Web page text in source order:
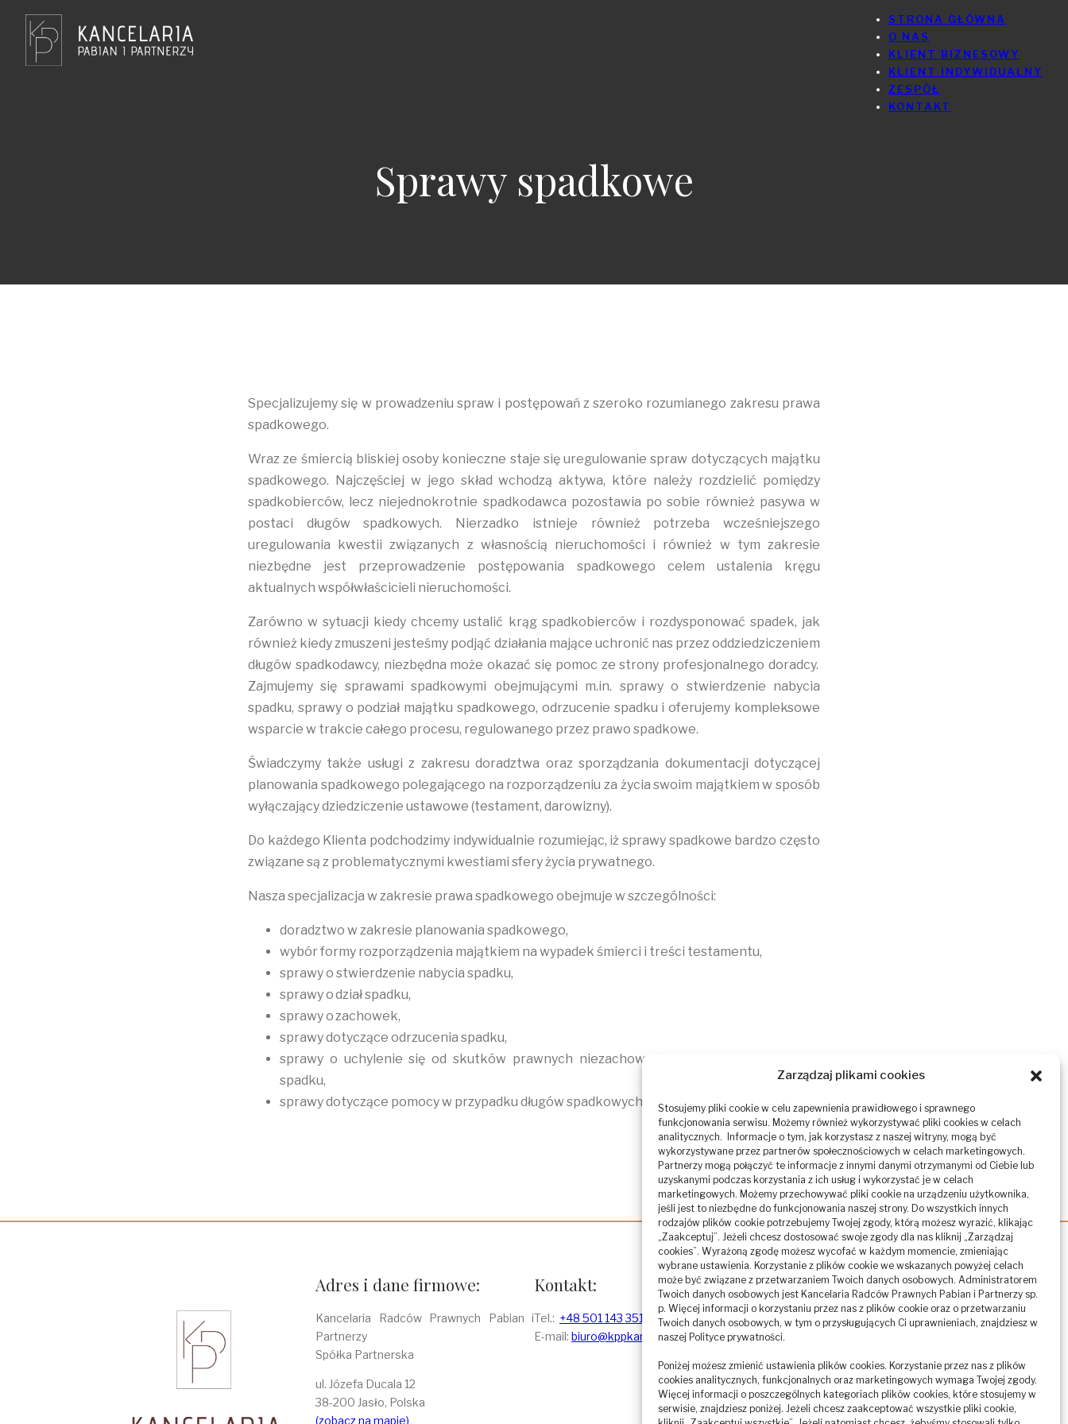
Zarządzaj plikami cookies
Stosujemy pliki cookie w celu zapewnienia prawidłowego i sprawnego
funkcjonowania serwisu. Możemy również wykorzystywać pliki cookies w celach
analitycznych. Informacje o tym, jak korzystasz z naszej witryny, mogą być
wykorzystywane przez partnerów społecznościowych w celach marketingowych.
Partnerzy mogą połączyć te informacje z innymi danymi otrzymanymi od Ciebie lub
uzyskanymi podczas korzystania z ich usług i wykorzystać je w celach
marketingowych. Możemy przechowywać pliki cookie na urządzeniu użytkownika,
jeśli jest to niezbędne do funkcjonowania naszej strony. Do wszystkich innych
rodzajów plików cookie potrzebujemy Twojej zgody, którą możesz wyrazić, klikając
„Zaakceptuj”. Jeżeli chcesz dostosować swoje zgody dla nas kliknij „Zarządzaj
cookies”. Wyrażoną zgodę możesz wycofać w każdym momencie, zmieniając
wybrane ustawienia. Korzystanie z plików cookie we wskazanych powyżej celach
może być związane z przetwarzaniem Twoich danych osobowych. Administratorem
Twoich danych osobowych jest Kancelaria Radców Prawnych Pabian i Partnerzy sp.
p. Więcej informacji o korzystaniu przez nas z plików cookie oraz o przetwarzaniu
Twoich danych osobowych, w tym o przysługujących Ci uprawnieniach, znajdziesz w
naszej Polityce prywatności.
Poniżej możesz zmienić ustawienia plików cookies. Korzystanie przez nas z plików
cookies analitycznych, funkcjonalnych oraz marketingowych wymaga Twojej zgody.
Więcej informacji o poszczególnych kategoriach plików cookies, które stosujemy w
serwisie, znajdziesz poniżej. Jeżeli chcesz zaakceptować wszystkie pliki cookie,
STRONA GŁÓWNA
O NAS
KLIENT BIZNESOWY
KLIENT INDYWIDUALNY
ZESPÓŁ
KONTAKT
Sprawy spadkowe
Specjalizujemy się w prowadzeniu spraw i postępowań z szeroko rozumianego zakresu prawa
spadkowego.
Wraz ze śmiercią bliskiej osoby konieczne staje się uregulowanie spraw dotyczących majątku
spadkowego. Najczęściej w jego skład wchodzą aktywa, które należy rozdzielić pomiędzy
spadkobierców, lecz niejednokrotnie spadkodawca pozostawia po sobie również pasywa w
postaci długów spadkowych. Nierzadko istnieje również potrzeba wcześniejszego
uregulowania kwestii związanych z własnością nieruchomości i również w tym zakresie
niezbędne jest przeprowadzenie postępowania spadkowego celem ustalenia kręgu
aktualnych współwłaścicieli nieruchomości.
Zarówno w sytuacji kiedy chcemy ustalić krąg spadkobierców i rozdysponować spadek, jak
również kiedy zmuszeni jesteśmy podjąć działania mające uchronić nas przez oddziedziczeniem
długów spadkodawcy, niezbędna może okazać się pomoc ze strony profesjonalnego doradcy.
Zajmujemy się sprawami spadkowymi obejmującymi m.in. sprawy o stwierdzenie nabycia
spadku, sprawy o podział majątku spadkowego, odrzucenie spadku i oferujemy kompleksowe
wsparcie w trakcie całego procesu, regulowanego przez prawo spadkowe.
Świadczymy także usługi z zakresu doradztwa oraz sporządzania dokumentacji dotyczącej
planowania spadkowego polegającego na rozporządzeniu za życia swoim majątkiem w sposób
wyłączający dziedziczenie ustawowe (testament, darowizny).
Do każdego Klienta podchodzimy indywidualnie rozumiejąc, iż sprawy spadkowe bardzo często
związane są z problematycznymi kwestiami sfery życia prywatnego.
Nasza specjalizacja w zakresie prawa spadkowego obejmuje w szczególności:
doradztwo w zakresie planowania spadkowego,
wybór formy rozporządzenia majątkiem na wypadek śmierci i treści testamentu,
sprawy o stwierdzenie nabycia spadku,
sprawy o dział spadku,
sprawy o zachowek,
sprawy dotyczące odrzucenia spadku,
sprawy o uchylenie się od skutków prawnych niezachowania terminu do odrzucenia
spadku,
sprawy dotyczące pomocy w przypadku długów spadkowych.
Adres i dane firmowe:
Kancelaria Radców Prawnych Pabian i
Partnerzy
Spółka Partnerska
ul. Józefa Ducala 12
38-200 Jasło, Polska
(zobacz na mapie)
Kontakt:
Tel.: +48 501 143 351
E-mail: biuro@kppkancelaria.pl
Usługi:
Obsługa prawno-podatkowa
Sprawy frankowe
RODO